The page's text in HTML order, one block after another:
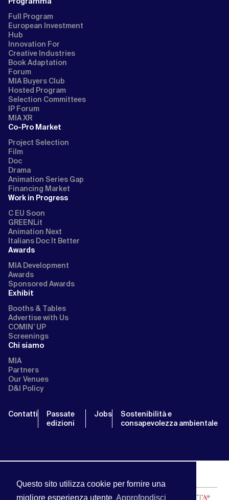
Questo sito utilizza cookie per fornire una
migliore esperienza utente Approfondisci
Full Program
European Investment
Hub
Innovation For
Creative Industries
Book Adaptation
Forum
MIA Buyers Club
Hosted Program
Selection Committees
IP Forum
MIA XR
Co-Pro Market
Project Selection
Film
Doc
Drama
Animation Series Gap
Financing Market
Work in Progress
C EU Soon
GREENLit
Animation Next
Italians Doc It Better
Awards
MIA Development
Awards
Sponsored Awards
Exhibit
Booths & Tables
Advertise with Us
COMIN’ UP
Screenings
Chi siamo
MIA
Partners
Our Venues
D&I Policy
Contatti
Passate
edizioni
Jobs
Sostenibilità e
consapevolezza ambientale